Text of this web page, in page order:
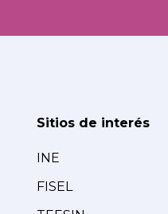
Sitios de interés
INE
FISEL